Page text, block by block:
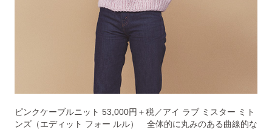
ピンクケーブルニット 53,000円＋税／アイ ラブ ミスター ミト
ンズ（エディット フォー ルル） 全体的に丸みのある曲線的な